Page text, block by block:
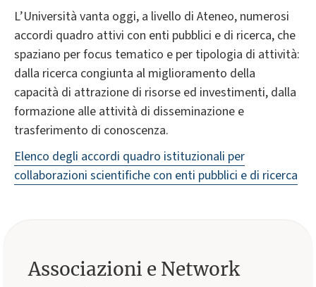
L’Università vanta oggi, a livello di Ateneo, numerosi
accordi quadro attivi con enti pubblici e di ricerca, che
spaziano per focus tematico e per tipologia di attività:
dalla ricerca congiunta al miglioramento della
capacità di attrazione di risorse ed investimenti, dalla
formazione alle attività di disseminazione e
trasferimento di conoscenza.
Elenco degli accordi quadro istituzionali per
collaborazioni scientifiche con enti pubblici e di ricerca
Associazioni e Network